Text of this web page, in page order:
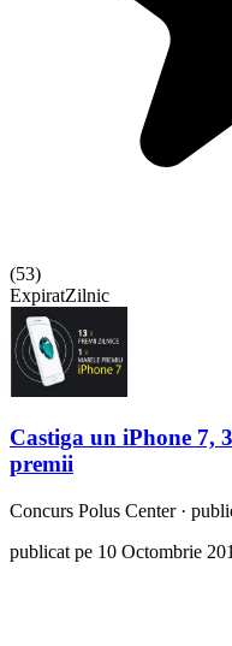
(53)
ExpiratZilnic
Castiga un iPhone 7,
premii
Concurs Polus Center·
publicat pe 10 Octombrie